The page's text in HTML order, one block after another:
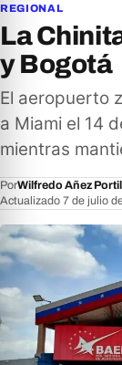
REGIONAL
La
y Bogotá
El aeropuerto
a Miami el 14
mientras
PorWilfredo Añez
Actualizado 7 de julio